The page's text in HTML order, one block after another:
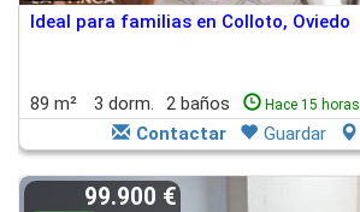
Ideal para familias en Colloto, Oviedo
89 m² 3 dorm. 2 baños Hace 15 horas
Contactar Guardar
99.900 €